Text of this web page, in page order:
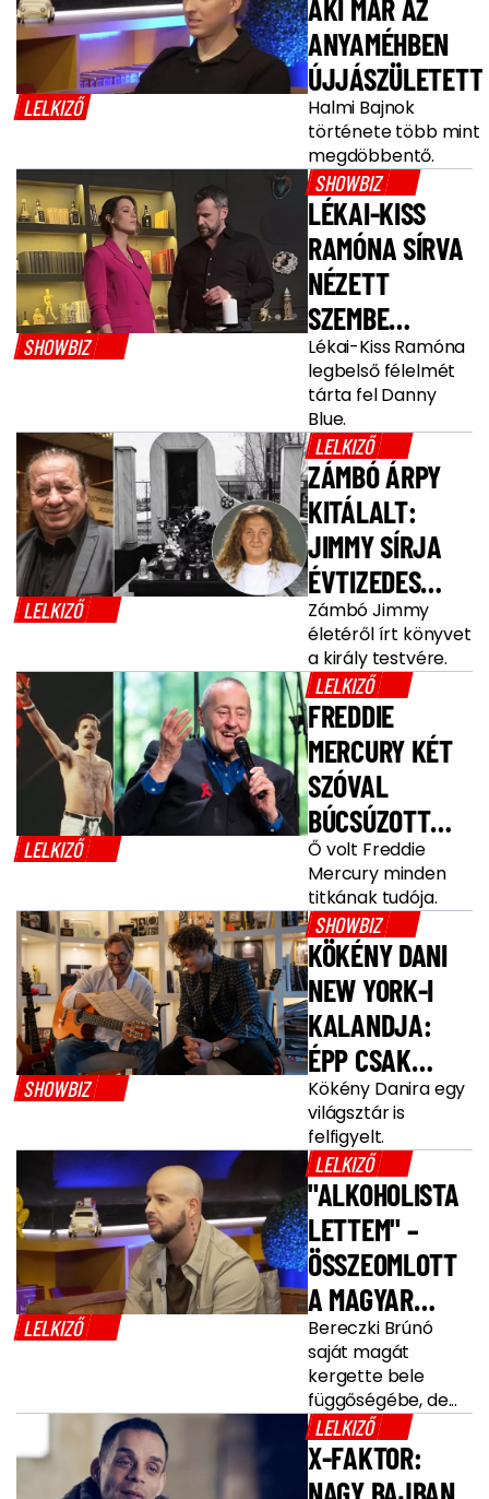
LELKIZŐ
AKI MÁR AZ
ANYAMÉHBEN
ÚJJÁSZÜLETETT
Halmi Bajnok
története több mint
megdöbbentő.
SHOWBIZ
SHOWBIZ
LÉKAI-KISS
RAMÓNA SÍRVA
NÉZETT
SZEMBE
FÉLELMÉVEL
Lékai-Kiss Ramóna
legbelső félelmét
tárta fel Danny
Blue.
LELKIZŐ
LELKIZŐ
ZÁMBÓ ÁRPY
KITÁLALT:
JIMMY SÍRJA
ÉVTIZEDES
TITKOKAT REJT
Zámbó Jimmy
életéről írt könyvet
a király testvére.
LELKIZŐ
LELKIZŐ
FREDDIE
MERCURY KÉT
SZÓVAL
BÚCSÚZOTT
BIZALMASÁTÓL
Ő volt Freddie
Mercury minden
titkának tudója.
SHOWBIZ
SHOWBIZ
KÖKÉNY DANI
NEW YORK-I
KALANDJA:
ÉPP CSAK
MEGÚSZTÁK A
POKLOT
Kökény Danira egy
világsztár is
felfigyelt.
LELKIZŐ
LELKIZŐ
"ALKOHOLISTA
LETTEM" –
ÖSSZEOMLOTT
A MAGYAR
INFLUENSZER
Bereczki Brúnó
saját magát
kergette bele
függőségébe, de...
LELKIZŐ
X-FAKTOR: